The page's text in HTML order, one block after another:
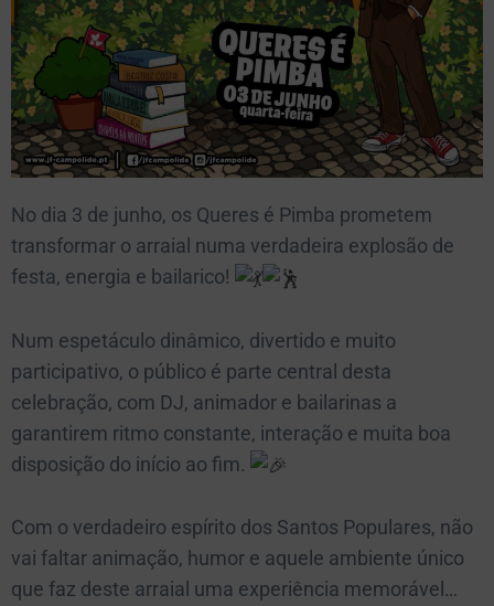
No dia 3 de junho, os Queres é Pimba prometem
transformar o arraial numa verdadeira explosão de
festa, energia e bailarico!
Num espetáculo dinâmico, divertido e muito
participativo, o público é parte central desta
celebração, com DJ, animador e bailarinas a
garantirem ritmo constante, interação e muita boa
disposição do início ao fim.
Com o verdadeiro espírito dos Santos Populares, não
vai faltar animação, humor e aquele ambiente único
que faz deste arraial uma experiência memorável…